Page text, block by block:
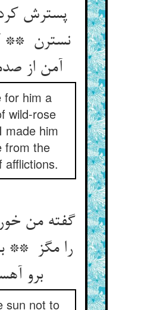
پسترش
نسترن **
for him a
wild-rose
made him
from the
afflictions.
گفته من
را مگز **
برو آهسته وز
sun not to